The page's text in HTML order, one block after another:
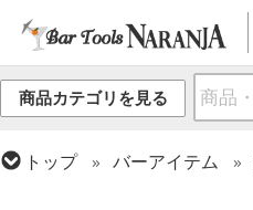
商品カテゴリを見る
トップ バーアイテム